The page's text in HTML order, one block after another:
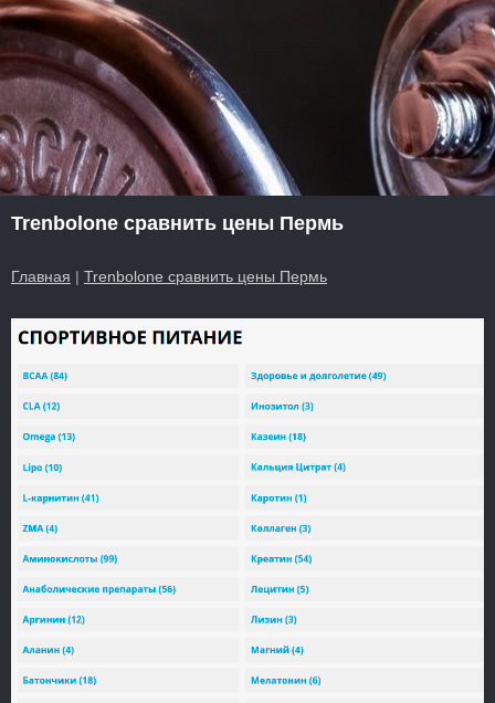
Trenbolone сравнить цены Пермь
Главная | Trenbolone сравнить цены Пермь